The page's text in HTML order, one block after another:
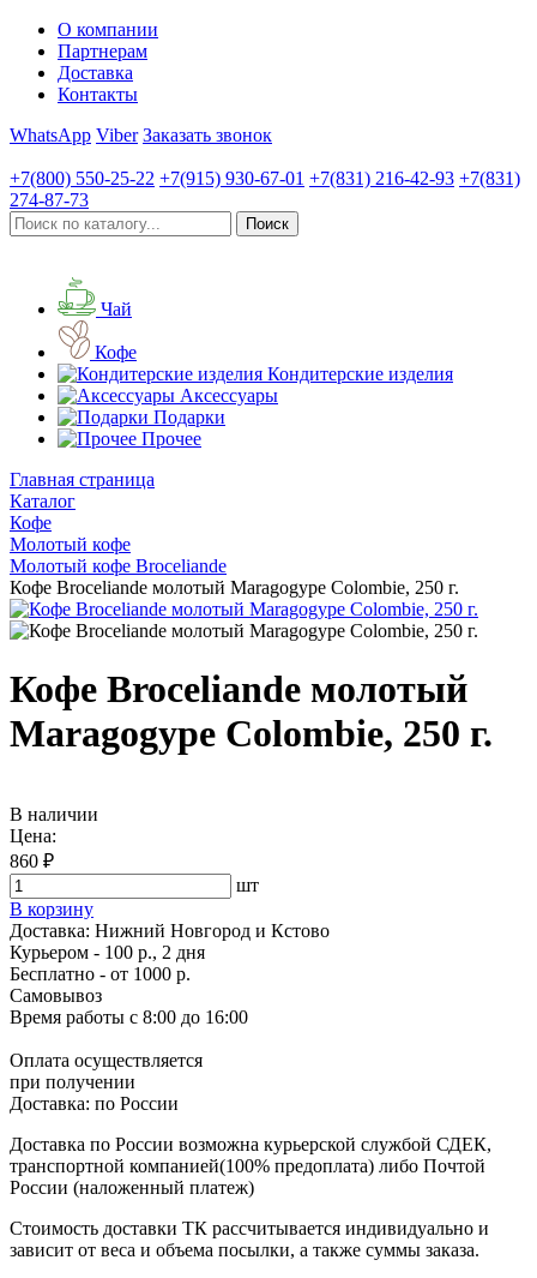
О компании
Партнерам
Доставка
Контакты
WhatsApp Viber Заказать звонок
+7(800) 550-25-22 +7(915) 930-67-01 +7(831) 216-42-93 +7(831)
274-87-73
Чай
Кофе
Кондитерские изделия
Аксессуары
Подарки
Прочее
Главная страница
Каталог
Кофе
Молотый кофе
Молотый кофе Broceliande
Кофе Broceliande молотый Maragogype Colombie, 250 г.
Кофе Broceliande молотый
Maragogype Colombie, 250 г.
В наличии
Цена:
860 ₽
шт
В корзину
Доставка: Нижний Новгород и Кстово
Курьером - 100 р., 2 дня
Бесплатно - от 1000 р.
Самовывоз
Время работы с 8:00 до 16:00
Оплата осуществляется
при получении
Доставка: по России
Доставка по России возможна курьерской службой СДЕК,
транспортной компанией(100% предоплата) либо Почтой
России (наложенный платеж)
Стоимость доставки ТК рассчитывается индивидуально и
зависит от веса и объема посылки, а также суммы заказа.